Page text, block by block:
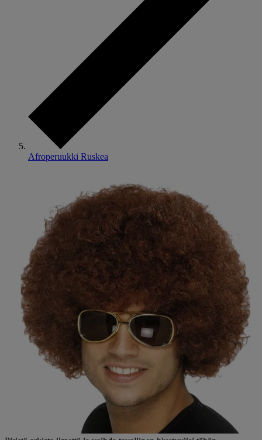
Afroperuukki Ruskea